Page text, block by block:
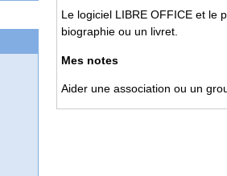
Le logiciel LIBRE OFFICE et le
biographie ou un livret.
Mes notes
Aider une association ou un